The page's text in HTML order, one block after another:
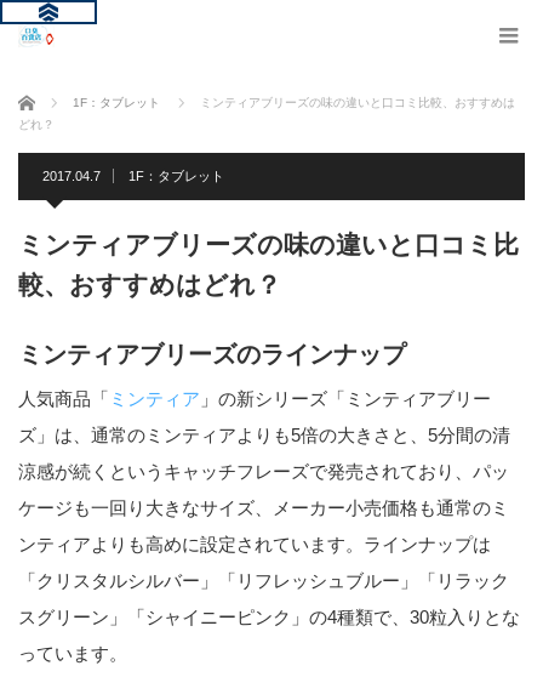
ホーム 1F：タブレット
ミンティアブリーズの味の違いと口コミ比較、おすすめは
どれ？
2017.04.7 1F：タブレット
ミンティアブリーズの味の違いと口コミ比
較、おすすめはどれ？
ミンティアブリーズのラインナップ
人気商品「 ミンティア 」の新シリーズ「ミンティアブリー
ズ」は、通常のミンティアよりも5倍の大きさと、5分間の清
涼感が続くというキャッチフレーズで発売されており、パッ
ケージも一回り大きなサイズ、メーカー小売価格も通常のミ
ンティアよりも高めに設定されています。ラインナップは
「クリスタルシルバー」「リフレッシュブルー」「リラック
スグリーン」「シャイニーピンク」の4種類で、30粒入りとな
っています。